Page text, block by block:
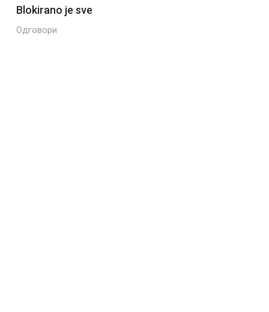
Blokirano je sve
Одговори